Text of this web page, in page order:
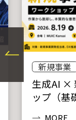
新規事業
生成AI ×
ップ（基
MORE